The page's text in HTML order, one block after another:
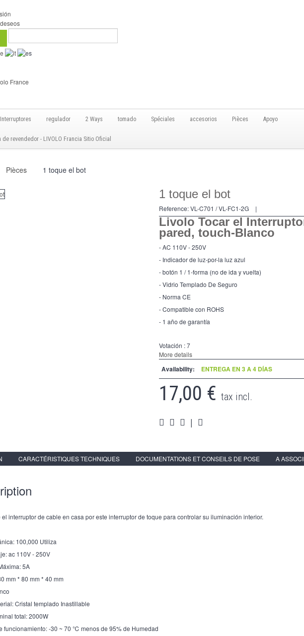
Interruptores regulador 2 Ways tomado Spéciales accesorios Pièces Apoyo
de revendedor - LIVOLO Francia Sitio Oficial
Pièces 1 toque el bot
1 toque el bot
Reference:VL-C701 / VL-FC1-2G |
Livolo Tocar el
pared, touch-Blanco
- AC 110V - 250V
- Indicador de luz-por-la luz azul
- botón 1 / 1-forma (no de ida y vuelta)
- Vidrio Templado De Seguro
- Norma CE
- Compatible con ROHS
- 1 año de garantía
Votación :7
More details
Availability: ENTREGA EN 3 A 4 DÍAS
17,00 € tax incl.
|
CARACTÉRISTIQUES TECHNIQUES DOCUMENTATIONS ET CONSEILS DE POSE A
el interruptor de cable en casa por este interruptor de toque para controlar su iluminación interior.
100,000 Utiliza
ac 110V - 250V
5A
mm * 80 mm * 40 mm
Cristal templado Inastillable
total: 2000W
funcionamiento: -30 ~ 70 ℃ menos de 95% de Humedad